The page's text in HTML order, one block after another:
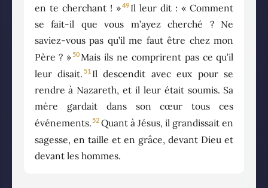
en te cherchant ! »49 Il leur dit : « Comment
se fait-il que vous m’ayez cherché ? Ne
saviez-vous pas qu’il me faut être chez mon
Père ? »50Mais ils ne comprirent pas ce qu’il
leur disait. 51 Il descendit avec eux pour se
rendre à Nazareth, et il leur était soumis. Sa
mère gardait dans son cœur tous ces
événements.52 Quant à Jésus, il grandissait en
sagesse, en taille et en grâce, devant Dieu et
devant les hommes.